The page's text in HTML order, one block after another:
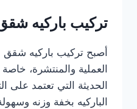
تركيب باركيه
أصبح تركيب باركيه شقق
العملية والمنتشرة،
الحديثة التي تعتمد على
الباركيه بخفة وزنه